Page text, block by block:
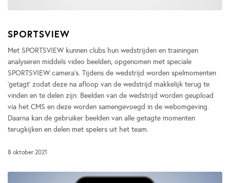
SPORTSVIEW
Met SPORTSVIEW kunnen clubs hun wedstrijden en trainingen
analyseren middels video beelden, opgenomen met speciale
SPORTSVIEW camera’s. Tijdens de wedstrijd worden spelmomenten
‘getagt’ zodat deze na afloop van de wedstrijd makkelijk terug te
vinden en te delen zijn. Beelden van de wedstrijd worden geupload
via het CMS en deze worden samengevoegd in de webomgeving.
Daarna kan de gebruiker beelden van alle getagte momenten
terugkijken en delen met spelers uit het team.
8 oktober 2021